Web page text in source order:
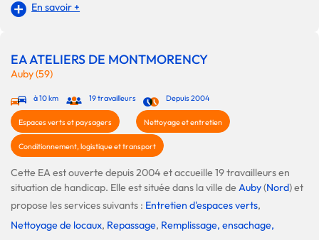
En savoir +
EA ATELIERS DE MONTMORENCY
Auby (59)
à 10 km 19 travailleurs Depuis 2004
Espaces verts et paysagers Nettoyage et entretien
Conditionnement, logistique et transport
Cette EA est ouverte depuis 2004 et accueille 19 travailleurs en
situation de handicap. Elle est située dans la ville de Auby(Nord) et
propose les services suivants : Entretien d'espaces verts,
Nettoyage de locaux, Repassage, Remplissage, ensachage,